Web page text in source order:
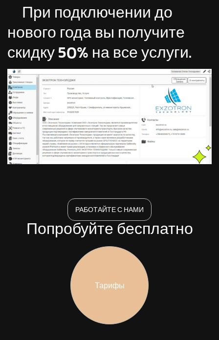
При подключении до
нового года вы получите
скидку 50% на все услуги.
РАБОТАЙТЕ С НАМИ
Попробуйте бесплатно
Тарифы